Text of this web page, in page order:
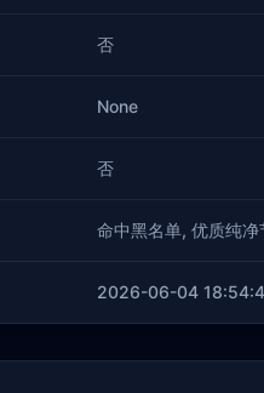
否
None
否
命中黑名单, 优质纯净
2026-06-04